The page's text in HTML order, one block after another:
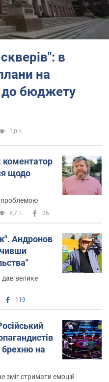
в
на
до бюджету
1,0 т.
коментатор
щодо
проблемою
8,7 т. 26
Андронов
дав велике
119
брехню на
зміг стримати емоцій